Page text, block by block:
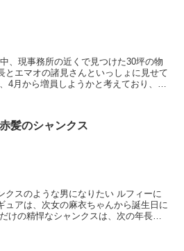
、現事務所の近くで見つけた30坪の物
とエマオの諸見さんといっしょに見せて
赤髪のシャンクス
ような男になりたい ルフィーに
ュアは、次女の麻衣ちゃんから誕生日に